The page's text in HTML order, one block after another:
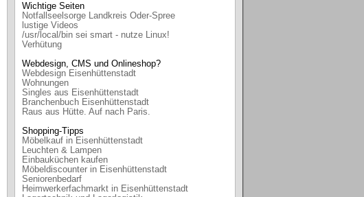
Wichtige Seiten
Notfallseelsorge Landkreis Oder-Spree
lustige Videos
/usr/local/bin sei smart - nutze Linux!
Verhütung
Webdesign, CMS und Onlineshop?
Webdesign Eisenhüttenstadt
Wohnungen
Singles aus Eisenhüttenstadt
Branchenbuch Eisenhüttenstadt
Raus aus Hütte. Auf nach Paris.
Shopping-Tipps
Möbelkauf in Eisenhüttenstadt
Leuchten & Lampen
Einbauküchen kaufen
Möbeldiscounter in Eisenhüttenstadt
Seniorenbedarf
Heimwerkerfachmarkt in Eisenhüttenstadt